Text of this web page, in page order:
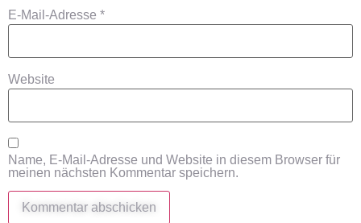
E-Mail-Adresse *
Website
Name, E-Mail-Adresse und Website in diesem Browser für
meinen nächsten Kommentar speichern.